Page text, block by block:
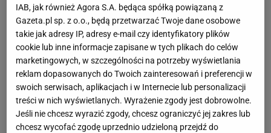
Tenisowy sezon wkroczył w kolejną fazę. Czas na
rywalizację na kortach trawiastych. Czy na tej
nawierzchniIga Świątekprzełamie się i sięgnie po
końcowy triumf w pojedynczym turnieju? Najbliższa
okazja już wkrótce. Rozpoczyna się turniejWTA500
w Bad Homburg. Organizatorzy przekazali ważne
informacje w sprawie tej imprezy.
IAB, jak również Agora S.A. będąca spółką powiązaną z
Gazeta.pl sp. z o.o., będą przetwarzać Twoje dane osobowe
takie jak adresy IP, adresy e-mail czy identyfikatory plików
cookie lub inne informacje zapisane w tych plikach do celów
marketingowych, w szczególności na potrzeby wyświetlania
reklam dopasowanych do Twoich zainteresowań i preferencji w
swoich serwisach, aplikacjach i w Internecie lub personalizacji
treści w nich wyświetlanych. Wyrażenie zgody jest dobrowolne.
Jeśli nie chcesz wyrazić zgody, chcesz ograniczyć jej zakres lub
chcesz wycofać zgodę uprzednio udzieloną przejdź do